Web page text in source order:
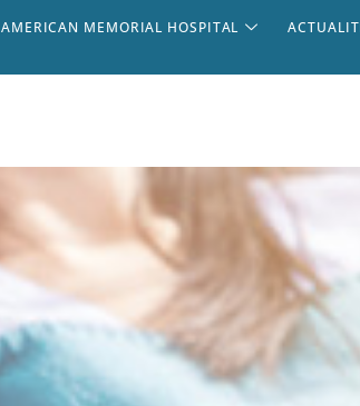
AMERICAN MEMORIAL HOSPITAL